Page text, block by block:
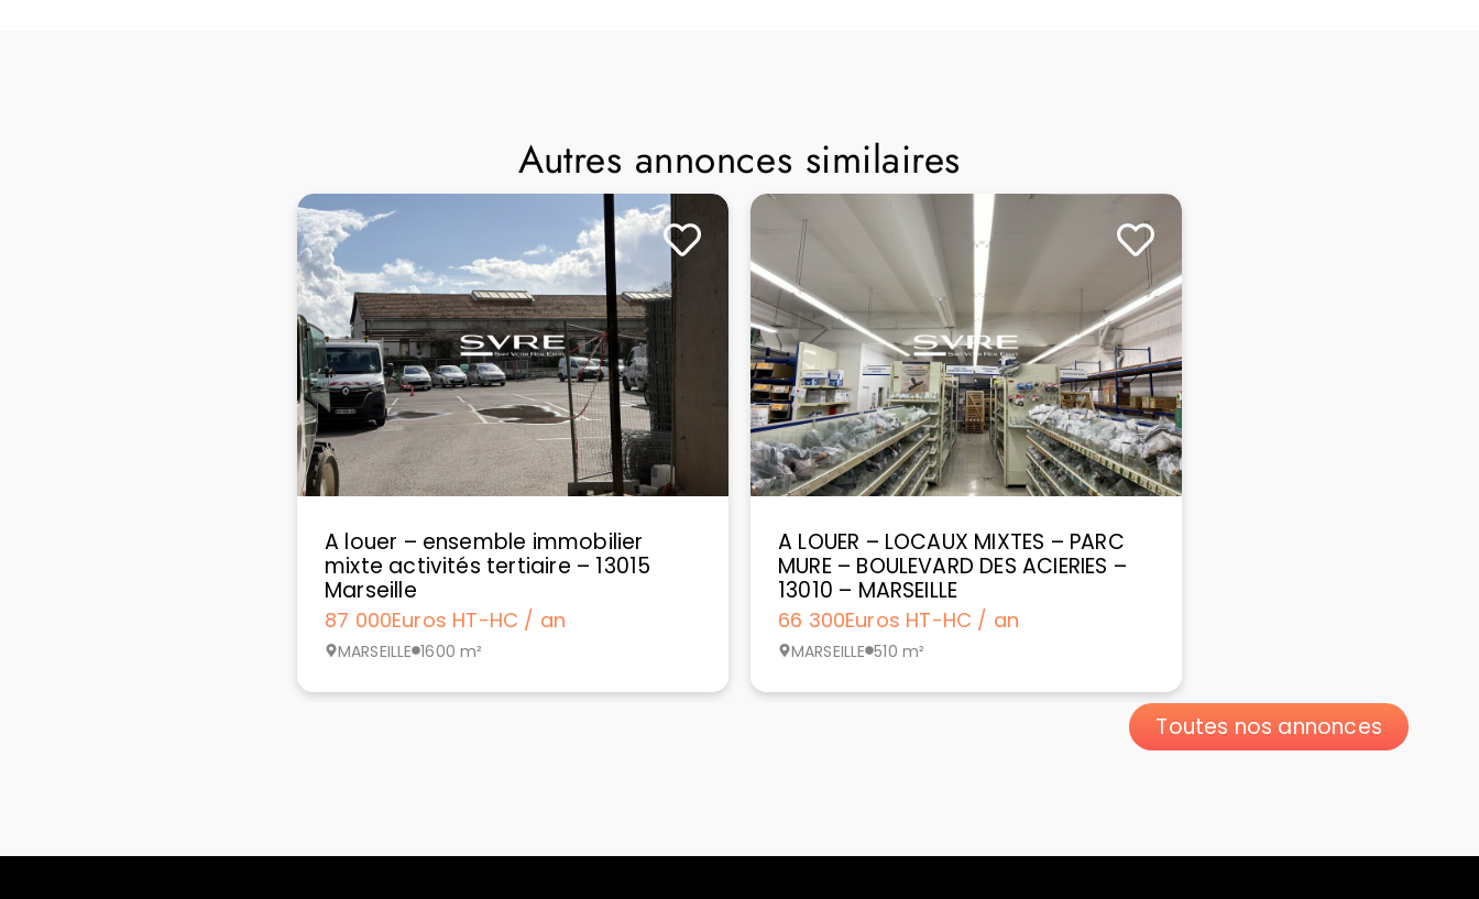
Autres annonces similaires
A louer – ensemble immobilier
mixte activités tertiaire – 13015
Marseille
87 000Euros HT-HC / an
MARSEILLE 1600 m²
A LOUER – LOCAUX MIXTES – PARC
MURE – BOULEVARD DES ACIERIES –
13010 – MARSEILLE
66 300Euros HT-HC / an
MARSEILLE 510 m²
Toutes nos annonces